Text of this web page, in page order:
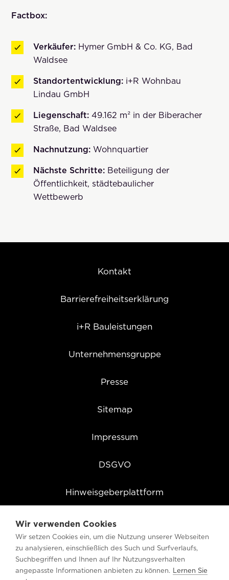
Factbox:
Verkäufer: Hymer GmbH & Co. KG, Bad
Waldsee
Standortentwicklung: i+R Wohnbau
Lindau GmbH
Liegenschaft:49.162 m² in der Biberacher
Straße, Bad Waldsee
Nachnutzung: Wohnquartier
Nächste Schritte: Beteiligung der
Öffentlichkeit, städtebaulicher
Wettbewerb
Kontakt
Barrierefreiheitserklärung
i+R Bauleistungen
Unternehmensgruppe
Presse
Sitemap
Impressum
DSGVO
Hinweisgeberplattform
Cookie Einstellungen
Wir verwenden Cookies
Wir setzen Cookies ein, um die Nutzung unserer Webseiten
zu analysieren, einschließlich des Such und Surfverlaufs,
Suchbegriffen und Ihnen auf Ihr Nutzungsverhalten
angepasste Informationen anbieten zu können. Lernen Sie